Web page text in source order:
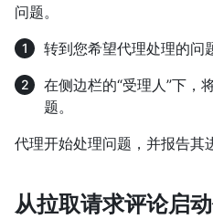
问题。
转到您希望代理处理的问
在侧边栏的“受理人”下，
题。
代理开始处理问题，并报告其
从拉取请求评论启